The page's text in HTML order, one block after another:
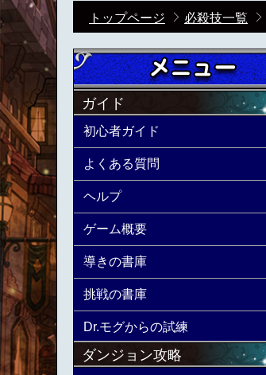
トップページ 必殺技一覧
ガイド
初心者ガイド
よくある質問
ヘルプ
ゲーム概要
導きの書庫
挑戦の書庫
Dr.モグからの試練
ダンジョン攻略